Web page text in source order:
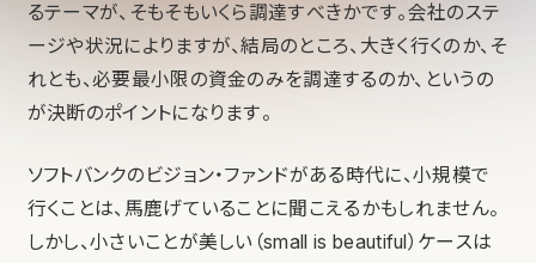
るテーマが、そもそもいくら調達すべきかです。会社のステ
ージや状況によりますが、結局のところ、大きく行くのか、そ
れとも、必要最小限の資金のみを調達するのか、というの
が決断のポイントになります。
ソフトバンクのビジョン・ファンドがある時代に、小規模で
行くことは、馬鹿げていることに聞こえるかもしれません。
しかし、小さいことが美しい（small is beautiful）ケースは